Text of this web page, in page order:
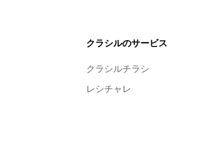
クラシルのサービス
クラシルチラシ
レシチャレ